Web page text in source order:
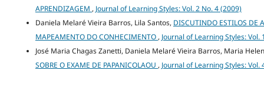
APRENDIZAGEM , Journal of Learning Styles: Vol. 2 No. 4 (2009)
Daniela Melaré Vieira Barros, Lila Santos, DISCUTINDO ESTILOS DE
MAPEAMENTO DO CONHECIMENTO , Journal of Learning Styles: Vol.
José Maria Chagas Zanetti, Daniela Melaré Vieira Barros, Maria
SOBRE O EXAME DE PAPANICOLAOU , Journal of Learning Styles: Vol.